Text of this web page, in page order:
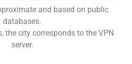
and based on public
databases.
the city corresponds to the VPN
server.